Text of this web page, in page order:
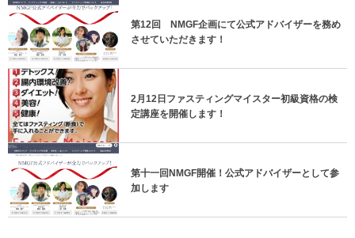
第12回 NMGF企画にて公式アドバイザーを務め
させていただきます！
2月12日ファスティングマイスター初級資格の検
定講座を開催します！
第十一回NMGF開催！公式アドバイザーとして参
加します